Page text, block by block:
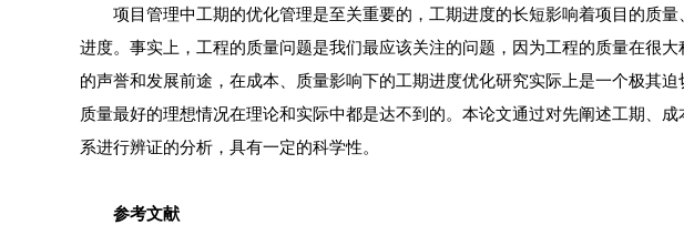
项目管理中工期的优化管理是至关重要的，工期进度的长短影响着项目的质量
进度。事实上，工程的质量问题是我们最应该关注的问题，因为工程的质量在很
的声誉和发展前途，在成本、质量影响下的工期进度优化研究实际上是一个极其
质量最好的理想情况在理论和实际中都是达不到的。本论文通过对先阐述工期、
系进行辨证的分析，具有一定的科学性。
参考文献